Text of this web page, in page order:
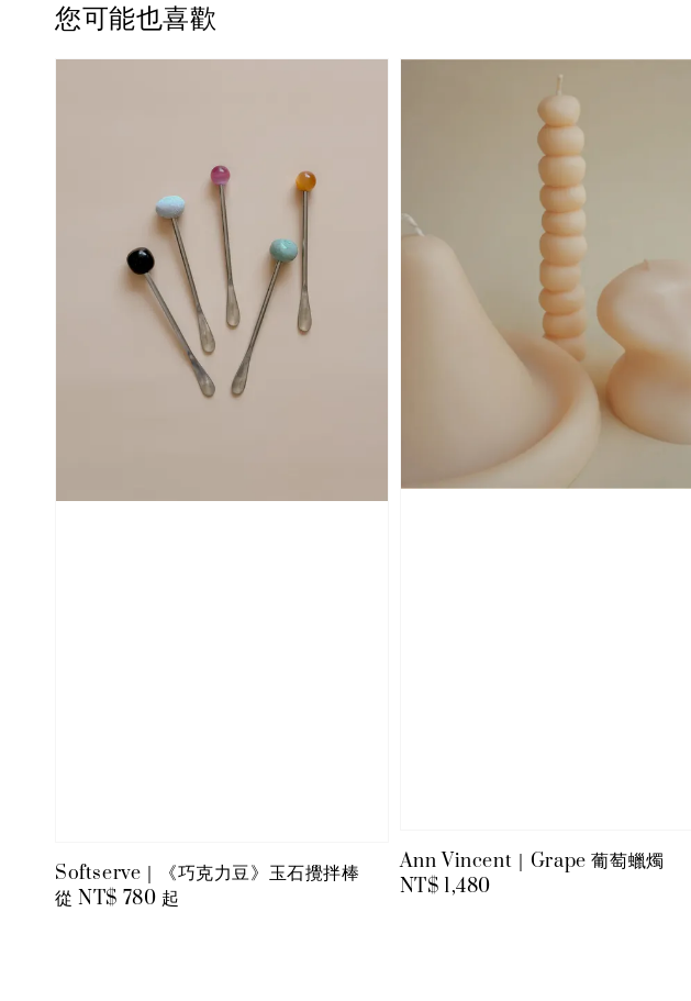
您可能也喜歡
Softserve｜《巧克力豆》玉石攪拌棒
Regular
從NT$ 780 起
Ann Vincent｜Grape 葡萄蠟燭
Regular
NT$ 1,480